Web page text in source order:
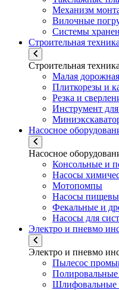
Механизм
Вилочные
Системы
Строительная
Строительная
Малая
Плиткорезы и
Резка и
Инструмент
Насосное
Насосное
Консольные и
Насосы
Мотопомпы
Насосы
Фекальные и
Насосы для
Электро и пневмо
Электро и пневмо
Пылесос